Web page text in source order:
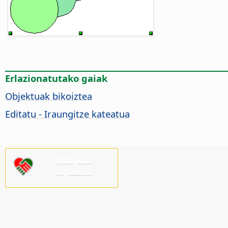
Erlazionatutako gaiak
Objektuak bikoiztea
Editatu - Iraungitze kateatua